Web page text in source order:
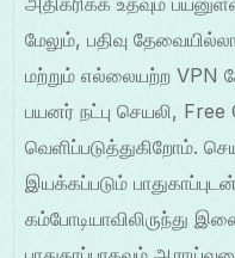
மேலும், பதிவு
மற்றும் எல்லையற்ற VPN
பயனர் நட்பு செயலி,
வெளிப்படுத்துகிறோம்.
இயக்கப்படும்
கம்போடியாவிலிருந்து